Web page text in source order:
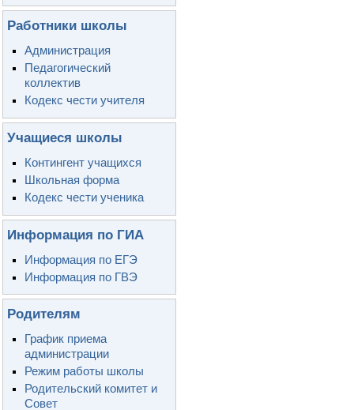
Работники школы
Администрация
Педагогический
коллектив
Кодекс чести учителя
Учащиеся школы
Контингент учащихся
Школьная форма
Кодекс чести ученика
Информация по ГИА
Информация по ЕГЭ
Информация по ГВЭ
Родителям
График приема
администрации
Режим работы школы
Родительский комитет и
Совет